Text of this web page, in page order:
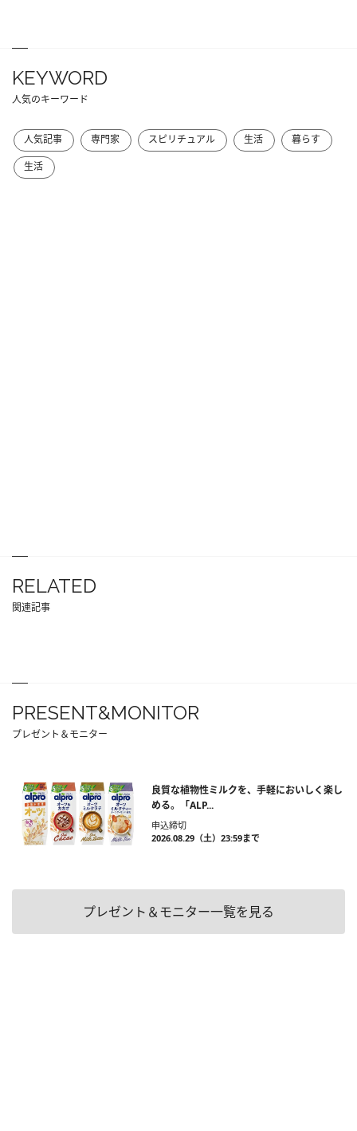
KEYWORD
人気のキーワード
人気記事 専門家 スピリチュアル 生活
暮らす
生活
RELATED
関連記事
PRESENT&MONITOR
プレゼント＆モニター
良質な植物性ミルクを、手軽においしく楽し
める。「ALP...
申込締切
2026.08.29（土）23:59まで
プレゼント＆モニター一覧を見る